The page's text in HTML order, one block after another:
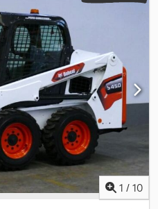
tipplast: 1 308 kg, ROPS/FOPS,
(fram), belysning (bak),
last och transport. Däck: BKT
ca 98 %, Transportmått: längd:
mm), bredd: 1 550 mm (skopa),
vid export, inom landet
FINANSIERING MÖJLIG /
EXPORT BETALAS ENDAST
Aepfx Aqtsck
1 / 10